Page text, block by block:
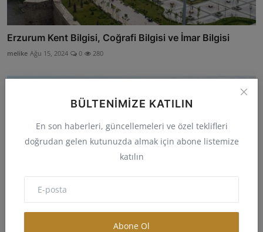
BÜLTENIMIZE KATILIN
En son haberleri, güncellemeleri ve özel teklifleri
doğrudan gelen kutunuzda almak için abone listemize
katılın
Abone Ol
Erzurum Kent Bilgisi, Coğrafi Bilgisi ve İmar Bilgisi
melike Ağu 15, 2024 0 280